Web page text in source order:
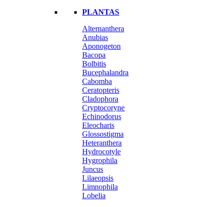
PLANTAS
Alternanthera
Anubias
Aponogeton
Bacopa
Bolbitis
Bucephalandra
Cabomba
Ceratopteris
Cladophora
Cryptocoryne
Echinodorus
Eleocharis
Glossostigma
Heteranthera
Hydrocotyle
Hygrophila
Juncus
Lilaeopsis
Limnophila
Lobelia